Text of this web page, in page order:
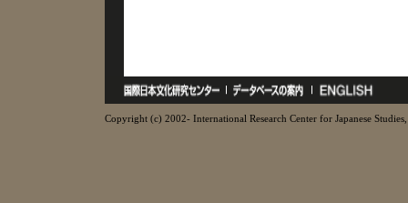
Copyright (c) 2002- International Research Center for Japanese